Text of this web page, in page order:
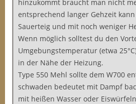
hinzukommt braucht man nicht
entsprechend langer Gehzeit
Sauerteig und mit noch weniger
Wenn möglich solltest du den
Umgebungstemperatur (etwa
in der Nähe der Heizung.
Type 550 Mehl sollte dem W700
schwaden bedeutet mit Dampf
mit heißen Wasser oder